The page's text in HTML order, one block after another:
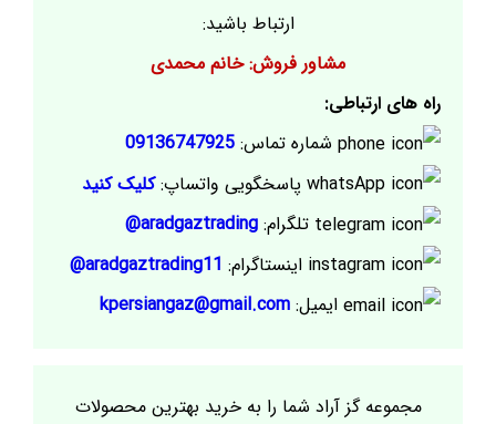
ارتباط باشید:
مشاور فروش: خانم محمدی
راه های ارتباطی:
شماره تماس: 09136747925
پاسخگویی واتساپ:کلیک کنید
تلگرام: aradgaztrading@
اینستاگرام: aradgaztrading11@
ایمیل: kpersiangaz@gmail.com
مجموعه گز آراد شما را به خرید بهترین محصولات